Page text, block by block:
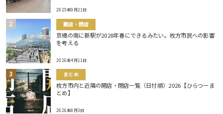
2025年9月21日
開店・閉店
京橋の南に新駅が2028年春にできるみたい。枚方市民への影響
を考える
2026年4月11日
まとめ
枚方市内と近隣の開店・閉店一覧（日付順）2026【ひらつーま
とめ】
2026年8月3日